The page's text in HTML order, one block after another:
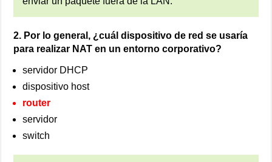
2. Por lo general, ¿cuál dispositivo de red se usaría
para realizar NAT en un entorno corporativo?
servidor DHCP
dispositivo host
router
servidor
switch